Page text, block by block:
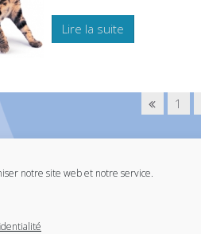
notre site web et notre service.
Lire la suite
1